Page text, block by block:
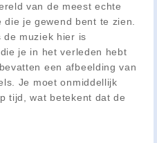
van de meest echte
die je gewend bent te zien.
de muziek hier is
je in het verleden hebt
een afbeelding van
Je moet onmiddellijk
tijd, wat betekent dat de